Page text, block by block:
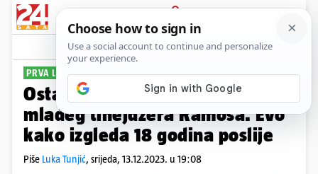
PRIJAVA
Sport Komentari
PRVA LJUBAV REALOVE LEGENDE
Ostavila je muža zbog 10 godina
mlađeg tinejdžera Ramosa. Evo
kako izgleda 18 godina poslije
Piše Luka Tunjić, srijeda, 13.12.2023. u 19:08